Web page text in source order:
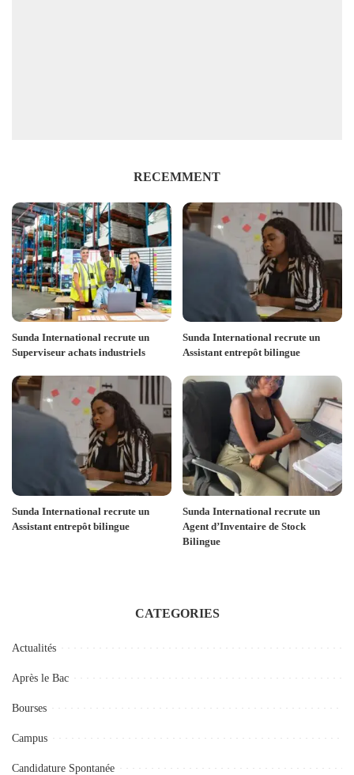
RECEMMENT
Sunda International recrute un
Superviseur achats industriels
Sunda International recrute un
Assistant entrepôt bilingue
Sunda International recrute un
Assistant entrepôt bilingue
Sunda International recrute un
Agent d’Inventaire de Stock
Bilingue
CATEGORIES
Actualités
Après le Bac
Bourses
Campus
Candidature Spontanée